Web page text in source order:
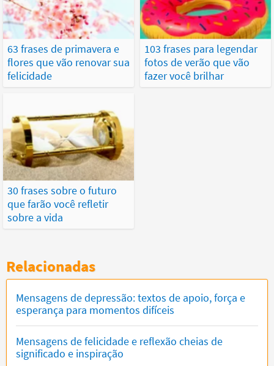
63 frases de primavera e
flores que vão renovar sua
felicidade
103 frases para legendar
fotos de verão que vão
fazer você brilhar
30 frases sobre o futuro
que farão você refletir
sobre a vida
Relacionadas
Mensagens de depressão: textos de apoio, força e
esperança para momentos difíceis
Mensagens de felicidade e reflexão cheias de
significado e inspiração